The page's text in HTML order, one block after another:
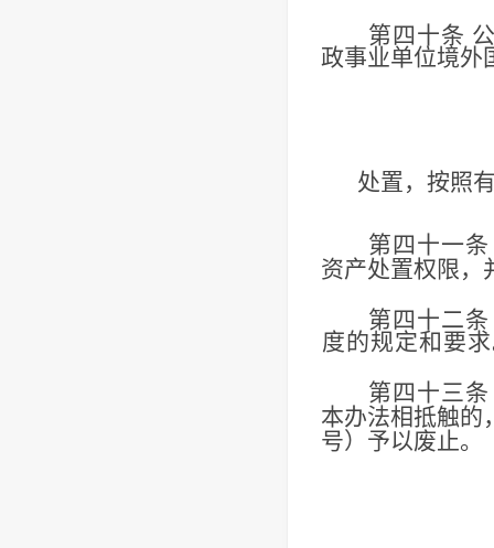
第四十条
政事业单位境外
处置，按照
第四十一条
资产处置权限，
第四十二条
度的规定和要
第四十三条
本办法相抵触的
号）予以废止。